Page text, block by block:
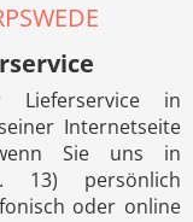
Lieferservice in
Internetseite
Sie uns in
13) persönlich
oder online